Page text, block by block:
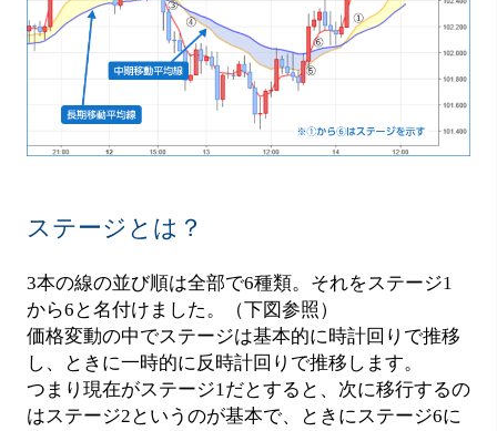
ステージとは？
3本の線の並び順は全部で6種類。それをステージ1
から6と名付けました。（下図参照）
価格変動の中でステージは基本的に時計回りで推移
し、ときに一時的に反時計回りで推移します。
つまり現在がステージ1だとすると、次に移行するの
はステージ2というのが基本で、ときにステージ6に